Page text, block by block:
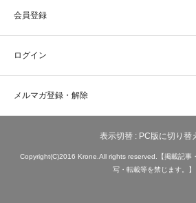
会員登録
ログイン
メルマガ登録・解除
表示切替 : PC版に切り替
Copyright(C)2016 Krone.All rights reserved.【掲載記事
写・転載等を禁じます。】